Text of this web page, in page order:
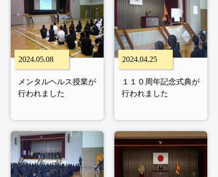
2024.05.08
メンタルヘルス授業が
行われました
2024.04.25
１１０周年記念式典が
行われました